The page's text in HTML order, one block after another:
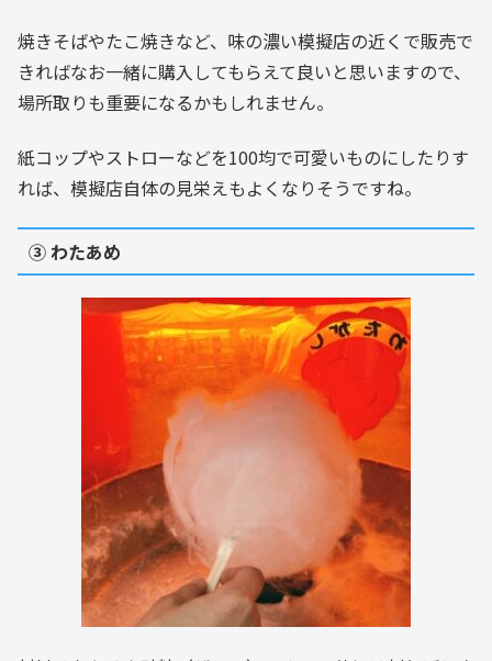
焼きそばやたこ焼きなど、味の濃い模擬店の近くで販売で
きればなお一緒に購入してもらえて良いと思いますので、
場所取りも重要になるかもしれません。
紙コップやストローなどを100均で可愛いものにしたりす
れば、模擬店自体の見栄えもよくなりそうですね。
③ わたあめ